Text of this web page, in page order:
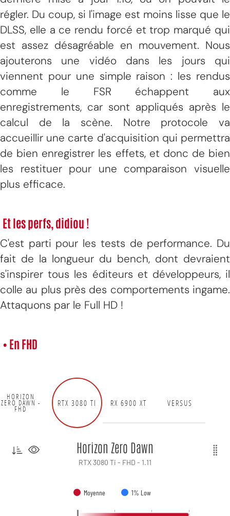
régler. Du coup, si l'image est moins lisse que le
DLSS, elle a ce rendu forcé et trop marqué qui
est assez désagréable en mouvement. Nous
ajouterons une vidéo dans les jours qui
viennent pour une simple raison : les rendus
comme le FSR échappent aux
enregistrements, car sont appliqués après le
calcul de la scène. Notre protocole va
accueillir une carte d'acquisition qui permettra
de bien enregistrer les effets, et donc de bien
les restituer pour une comparaison visuelle
plus efficace.
Et les perfs, didiou !
C'est parti pour les tests de performance. Du
fait de la longueur du bench, dont devraient
s'inspirer tous les éditeurs et développeurs, il
colle au plus près des comportements ingame.
Attaquons par le Full HD !
• En FHD